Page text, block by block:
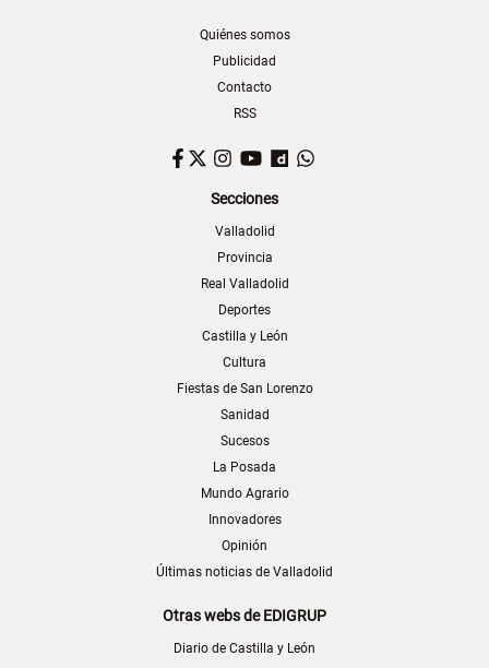
Quiénes somos
Publicidad
Contacto
RSS
Facebook
TwitterInstagram
YouTubeDailymotion
Secciones
Valladolid
Provincia
Real Valladolid
Deportes
Castilla y León
Cultura
Fiestas de San Lorenzo
Sanidad
Sucesos
La Posada
Mundo Agrario
Innovadores
Opinión
Últimas noticias de Valladolid
Otras webs de EDIGRUP
Diario de Castilla y León